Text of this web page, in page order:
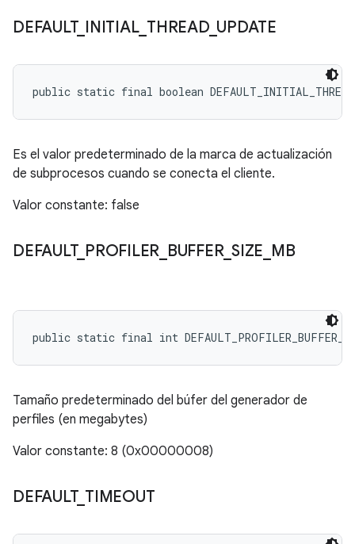
DEFAULT_ INITIAL_ THREAD_ UPDATE
public static final boolean
Es el valor predeterminado de la marca de actualización
de subprocesos cuando se conecta el cliente.
Valor constante: false
DEFAULT_ PROFILER BUFFER_ SIZE MB
public static final int
Tamaño predeterminado del búfer del generador de
perfiles (en megabytes)
Valor constante: 8 (0x00000008)
DEFAULT_ TIMEOUT